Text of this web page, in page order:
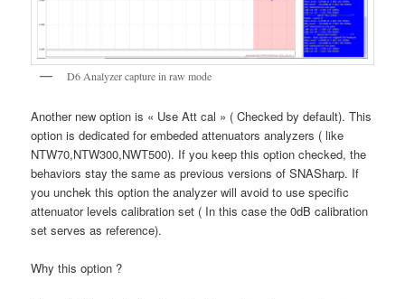
D6 Analyzer capture in raw mode
Another new option is « Use Att cal » ( Checked by default). This
option is dedicated for embeded attenuators analyzers ( like
NTW70,NTW300,NWT500). If you keep this option checked, the
behaviors stay the same as previous versions of SNASharp. If
you unchek this option the analyzer will avoid to use specific
attenuator levels calibration set ( In this case the 0dB calibration
set serves as reference).
Why this option ?